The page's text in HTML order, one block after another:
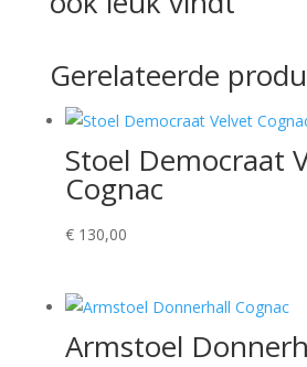
Gerelateerde
Stoel Democraat
Cognac
€130,00
Armstoel